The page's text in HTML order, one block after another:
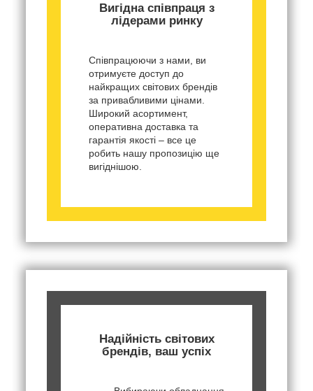
Вигідна співпраця з
лідерами ринку
Співпрацюючи з нами, ви
отримуєте доступ до
найкращих світових брендів
за привабливими цінами.
Широкий асортимент,
оперативна доставка та
гарантія якості – все це
робить нашу пропозицію ще
вигіднішою.
Надійність світових
брендів, ваш успіх